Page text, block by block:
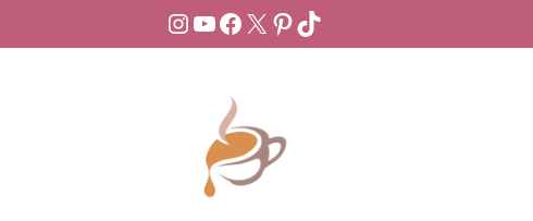
Instagram
YouTube
Facebook
X Pinterest
TikTok